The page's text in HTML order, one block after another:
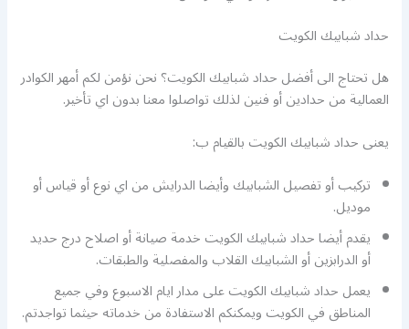
حداد شبابيك الكويت
هل تحتاج الى أفضل حداد شبابيك الكويت؟ نحن نؤمن لكم أمهر الكوادر
العمالية من حدادين أو فنين لذلك تواصلوا معنا بدون اي تأخير.
يعنى حداد شبابيك الكويت بالقيام ب:
تركيب أو تفصيل الشبابيك وأيضا الدرايش من اي نوع أو قياس أو
موديل.
يقدم أيضا حداد شبابيك الكويت خدمة صيانة أو اصلاح درج حديد
أو الدرابزين أو الشبابيك القلاب والمفصلية والطبقات.
يعمل حداد شبابيك الكويت على مدار ايام الاسبوع وفي جميع
المناطق في الكويت ويمكنكم الاستفادة من خدماته حيثما تواجدتم.